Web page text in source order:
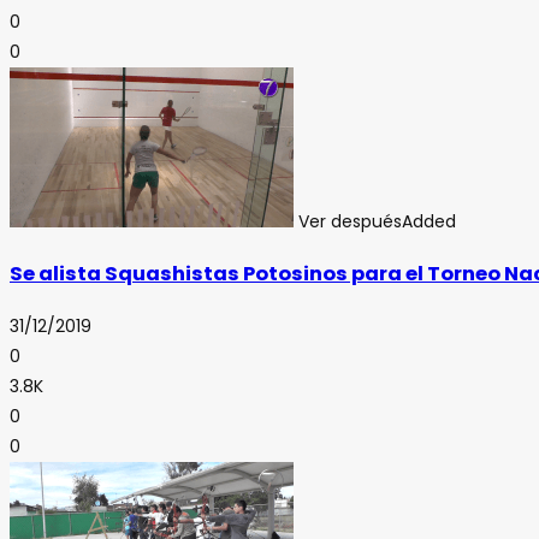
0
0
Ver despuésAdded
Se alista Squashistas Potosinos para el Torneo
31/12/2019
0
3.8K
0
0